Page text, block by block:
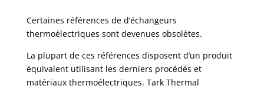
Certaines références de d’échangeurs
thermoélectriques sont devenues obsolètes.
La plupart de ces références disposent d’un produit
équivalent utilisant les derniers procédés et
matériaux thermoélectriques. Tark Thermal